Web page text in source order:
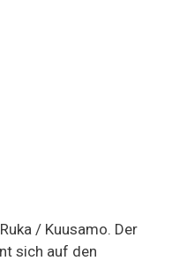
/ Kuusamo. Der
sich auf den